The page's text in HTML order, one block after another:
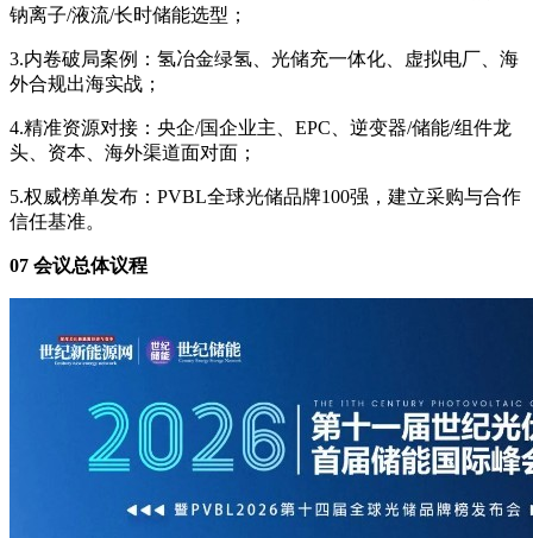
钠离子/液流/长时储能选型；
3.内卷破局案例：氢冶金绿氢、光储充一体化、虚拟电厂、海
外合规出海实战；
4.精准资源对接：央企/国企业主、EPC、逆变器/储能/组件龙
头、资本、海外渠道面对面；
5.权威榜单发布：PVBL全球光储品牌100强，建立采购与合作
信任基准。
07 会议总体议程